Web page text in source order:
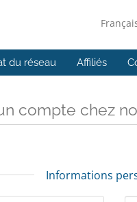
du réseau Affiliés
compte chez
Informations